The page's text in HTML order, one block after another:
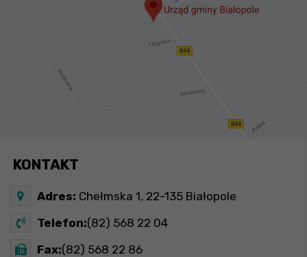
KONTAKT
Adres: Chełmska 1, 22-135 Białopole
Telefon:(82) 568 22 04
Fax:(82) 568 22 86